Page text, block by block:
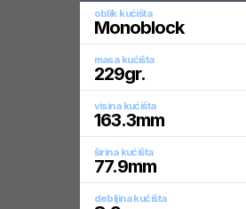
oblik kućišta
Monoblock
masa kućišta
229gr.
visina kućišta
163.3mm
širina kućišta
77.9mm
debljina kućišta